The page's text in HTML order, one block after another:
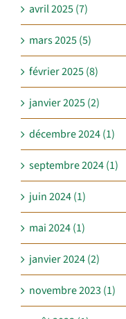
avril 2025 (7)
mars 2025 (5)
février 2025 (8)
janvier 2025 (2)
décembre 2024 (1)
septembre 2024 (1)
juin 2024 (1)
mai 2024 (1)
janvier 2024 (2)
novembre 2023 (1)